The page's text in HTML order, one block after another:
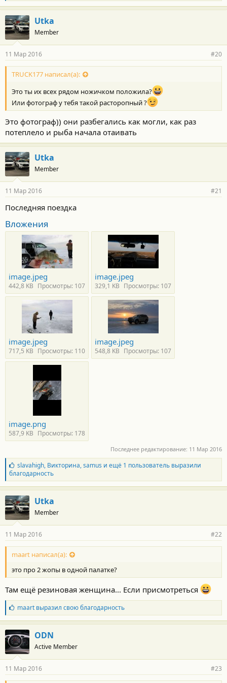
а
г
о
д
а
н
о
с
и
Utka
Member
11 Мар 2016 #20
TRUCK177 написал(а):
Это ты их всех рядом ножичком положила?
Или фотограф у тебя такой расторопный ?
Это фотограф)) они разбегались как могли, как раз
потеплело и рыба начала отаивать
Utka
Member
11 Мар 2016 #21
Последняя поездка
Вложения
image.jpeg
442,8 KB Просмотры: 107
image.jpeg
329,1 KB Просмотры: 107
image.jpeg
717,5 KB Просмотры: 110
image.jpeg
548,8 KB Просмотры: 107
image.png
587,9 KB Просмотры: 178
Последнее редактирование: 11 Мар 2016
Б
л
а
г
о
д
а
р
о
с
т
:
slavahigh, Викторина,samus и ещё 1 пользователь выразили
благодарность
Utka
Member
11 Мар 2016 #22
maart написал(а):
это про 2 жопы в одной палатке?
Там ещё резиновая женщина... Если присмотреться
Б
л
а
г
о
д
а
н
о
maartвыразил свою благодарность
ODN
Active Member
11 Мар 2016 #23